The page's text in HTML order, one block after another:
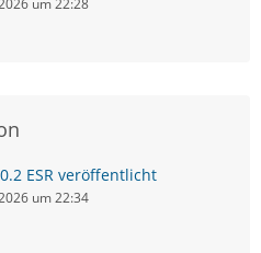
um 22:28
ESR veröffentlicht
um 22:34